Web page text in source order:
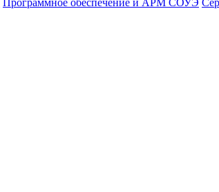
Программное обеспечение и АРМ СОУЭ